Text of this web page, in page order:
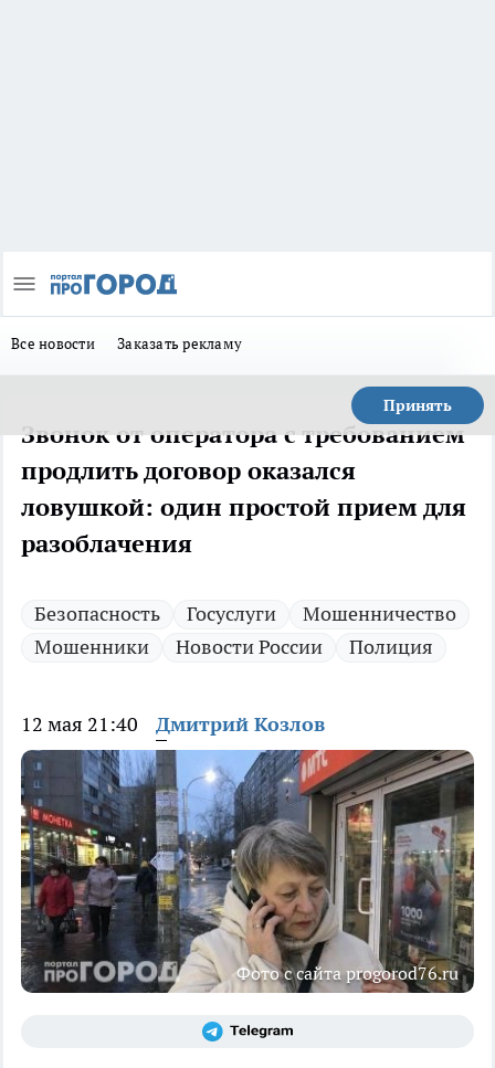
Все новости Заказать рекламу
Принять
Звонок от оператора с требованием
продлить договор оказался
ловушкой: один простой прием для
разоблачения
Безопасность Госуслуги
Мошенничество
Мошенники
Новости России Полиция
12 мая 21:40 Дмитрий Козлов
Фото с сайта progorod76.ru